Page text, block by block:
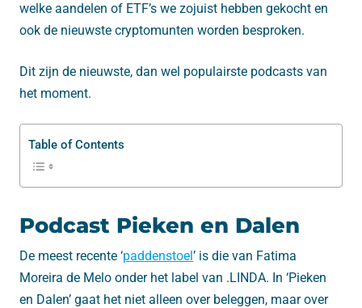
welke aandelen of ETF’s we zojuist hebben gekocht en
ook de nieuwste cryptomunten worden besproken.
Dit zijn de nieuwste, dan wel populairste podcasts van
het moment.
Table of Contents
Podcast Pieken en Dalen
De meest recente ‘paddenstoel’ is die van Fatima
Moreira de Melo onder het label van .LINDA. In ‘Pieken
en Dalen’ gaat het niet alleen over beleggen, maar over